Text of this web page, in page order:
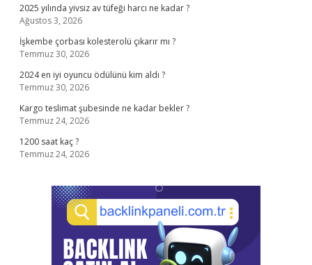
2025 yılında yivsiz av tüfeği harcı ne kadar ?
Ağustos 3, 2026
İşkembe çorbası kolesterolü çıkarır mı ?
Temmuz 30, 2026
2024 en iyi oyuncu ödülünü kim aldı ?
Temmuz 30, 2026
Kargo teslimat şubesinde ne kadar bekler ?
Temmuz 24, 2026
1200 saat kaç ?
Temmuz 24, 2026